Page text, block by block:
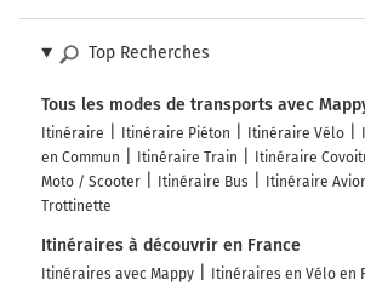
Top Recherches
Tous les modes de transports avec
Itinéraire Itinéraire Piéton Itinéraire Vélo
en Commun
Itinéraire Train Itinéraire
Moto / Scooter
Itinéraire Bus Itinéraire
Trottinette
Itinéraires à découvrir en France
Itinéraires avec Mappy Itinéraires en Vélo en